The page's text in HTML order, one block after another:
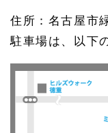
住所：名古屋市
駐車場は、以下